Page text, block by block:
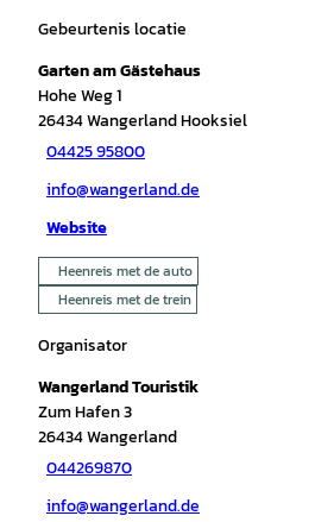
Gebeurtenis locatie
Garten am Gästehaus
Hohe Weg 1
26434Wangerland Hooksiel
04425 95800
info@wangerland.de
Website
Heenreis met de auto
Heenreis met de trein
Organisator
Wangerland Touristik
Zum Hafen 3
26434Wangerland
044269870
info@wangerland.de